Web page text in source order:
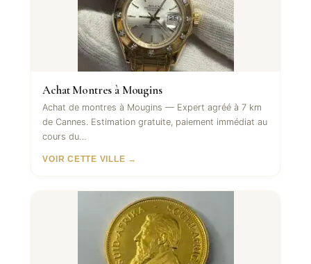
Achat Montres à Mougins
Achat de montres à Mougins — Expert agréé à 7 km
de Cannes. Estimation gratuite, paiement immédiat au
cours du…
VOIR CETTE VILLE →